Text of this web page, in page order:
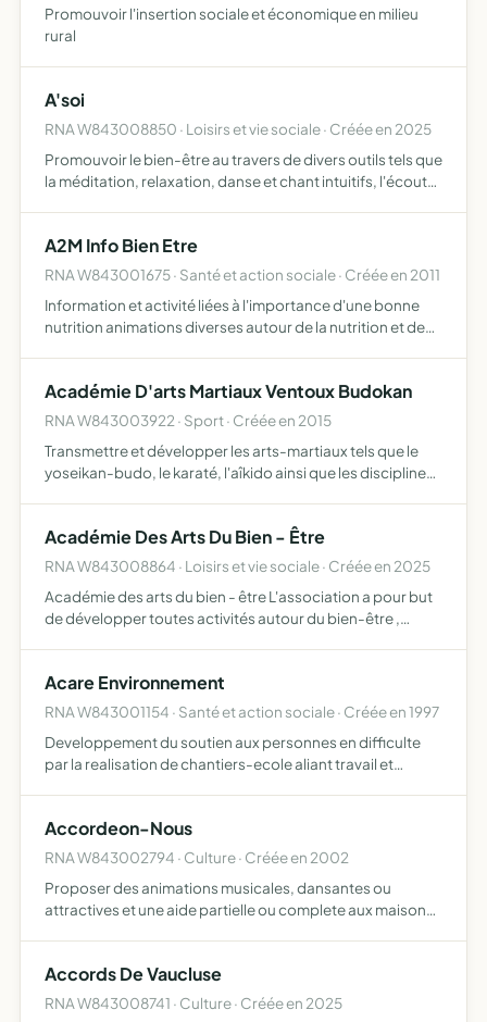
Promouvoir l'insertion sociale et économique en milieu
rural
A'soi
RNA W843008850 · Loisirs et vie sociale · Créée en 2025
Promouvoir le bien-être au travers de divers outils tels que
la méditation, relaxation, danse et chant intuitifs, l'écoute
A2M Info Bien Etre
RNA W843001675 · Santé et action sociale · Créée en 2011
Information et activité liées à l'importance d'une bonne
nutrition animations diverses autour de la nutrition et de
Académie D'arts Martiaux Ventoux Budokan
RNA W843003922 · Sport · Créée en 2015
Transmettre et développer les arts-martiaux tels que le
yoseikan-budo, le karaté, l'aîkido ainsi que les disciplines
Académie Des Arts Du Bien - Être
RNA W843008864 · Loisirs et vie sociale · Créée en 2025
Académie des arts du bien - être L'association a pour but
de développer toutes activités autour du bien-être ,
Acare Environnement
RNA W843001154 · Santé et action sociale · Créée en 1997
Developpement du soutien aux personnes en difficulte
par la realisation de chantiers-ecole aliant travail et
Accordeon-Nous
RNA W843002794 · Culture · Créée en 2002
Proposer des animations musicales, dansantes ou
attractives et une aide partielle ou complete aux maisons
Accords De Vaucluse
RNA W843008741 · Culture · Créée en 2025